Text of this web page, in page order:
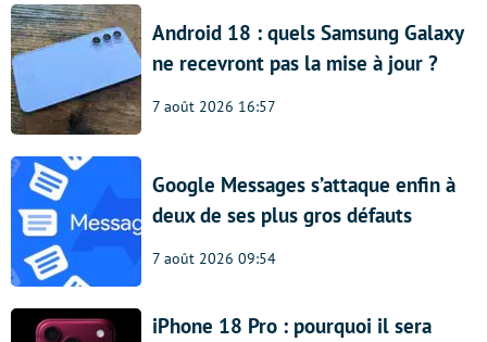
Android 18 : quels Samsung Galaxy
ne recevront pas la mise à jour ?
7 août 2026 16:57
Google Messages s’attaque enfin à
deux de ses plus gros défauts
7 août 2026 09:54
iPhone 18 Pro : pourquoi il sera